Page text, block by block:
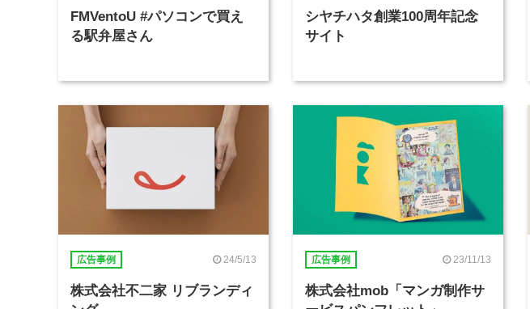
FMVentoU #パソコンで買え
る駅弁屋さん
シヤチハタ創業100周年記念
サイト
広告事例 24/5/13
株式会社不二家 リブランディ
広告事例 23/11/13
株式会社mob「マンガ制作サ